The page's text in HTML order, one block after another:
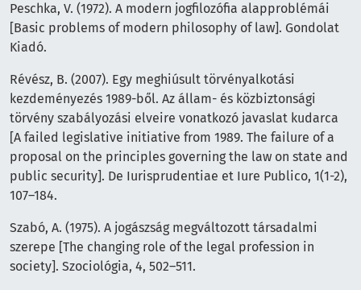
Peschka, V. (1972). A modern jogfilozófia alapproblémái
[Basic problems of modern philosophy of law]. Gondolat
Kiadó.
Révész, B. (2007). Egy meghiúsult törvényalkotási
kezdeményezés 1989-ből. Az állam- és közbiztonsági
törvény szabályozási elveire vonatkozó javaslat kudarca
[A failed legislative initiative from 1989. The failure of a
proposal on the principles governing the law on state and
public security]. De Iurisprudentiae et Iure Publico, 1(1-2),
107–184.
Szabó, A. (1975). A jogászság megváltozott társadalmi
szerepe [The changing role of the legal profession in
society]. Szociológia, 4, 502–511.